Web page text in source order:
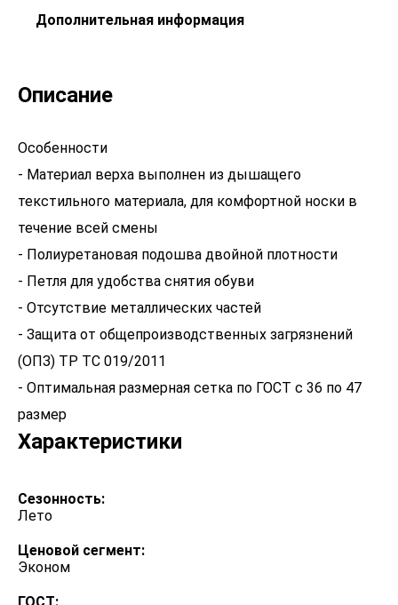
Дополнительная информация
Описание
Особенности
- Материал верха выполнен из дышащего
текстильного материала, для комфортной носки в
течение всей смены
- Полиуретановая подошва двойной плотности
- Петля для удобства снятия обуви
- Отсутствие металлических частей
- Защита от общепроизводственных загрязнений
(ОПЗ) ТР ТС 019/2011
- Оптимальная размерная сетка по ГОСТ с 36 по 47
размер
Характеристики
Сезонность:
Лето
Ценовой сегмент:
Эконом